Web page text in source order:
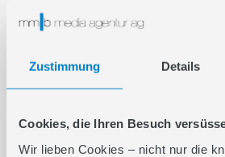
Zustimmung Details
Cookies, die Ihren Besuch
Wir lieben Cookies – nicht nur die